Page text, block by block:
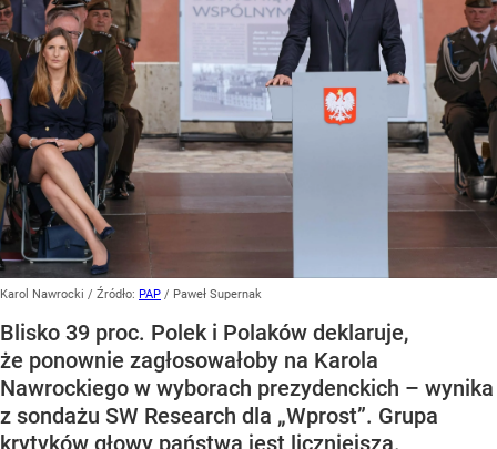
Karol Nawrocki / Źródło: PAP / Paweł Supernak
Blisko 39 proc. Polek i Polaków deklaruje,
że ponownie zagłosowałoby na Karola
Nawrockiego w wyborach prezydenckich – wynika
z sondażu SW Research dla „Wprost”. Grupa
krytyków głowy państwa jest liczniejsza.